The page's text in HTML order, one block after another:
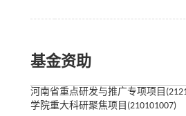
基金资助
河南省重点研发与推广专项项目
学院重大科研聚焦项目(210101007)